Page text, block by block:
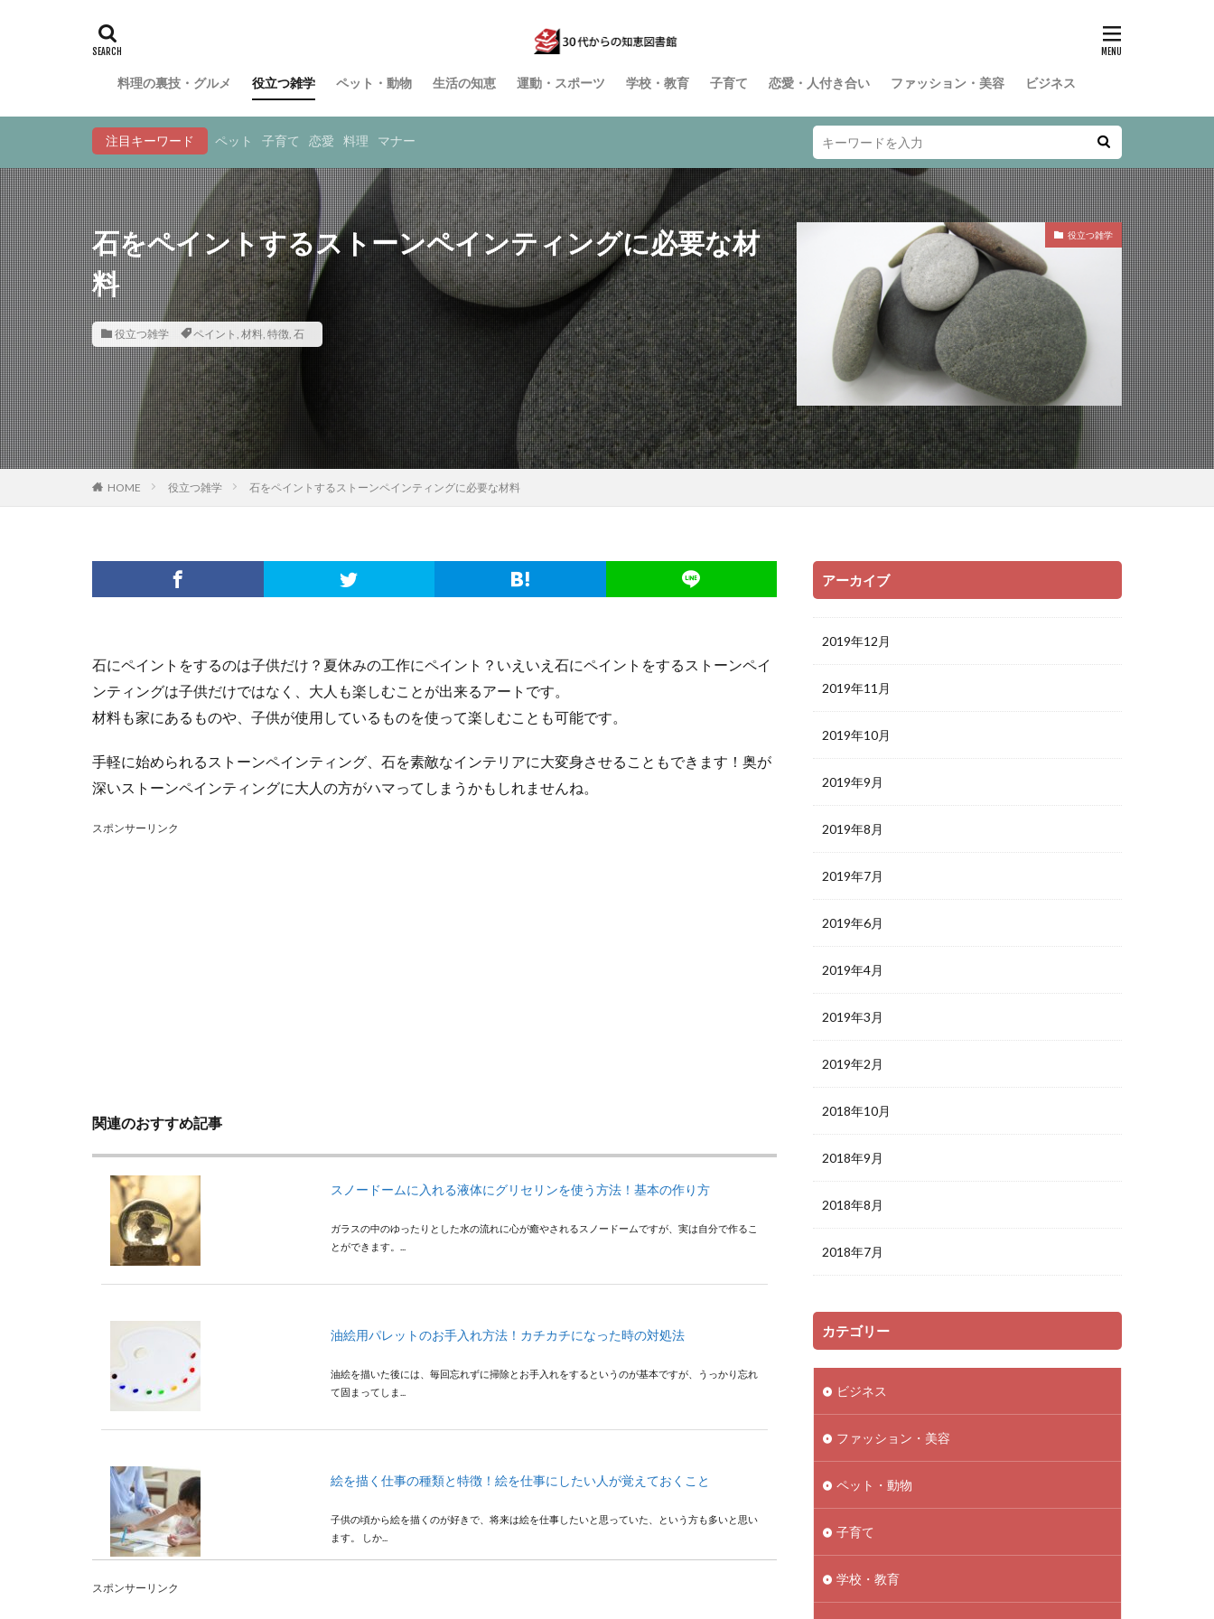
料理の裏技・グルメ 役立つ雑学 ペット・動物 生活の知恵 運動・スポーツ 学校・教育 子育て 恋愛・人付き合い ファッション・美容 ビジネス
注目キーワード ペット 子育て 恋愛 料理 マナー
石をペイントするストーンペインティングに必要な材
料
役立つ雑学 ペイント , 材料, 特徴, 石
役立つ雑学
HOME 役立つ雑学 石をペイントするストーンペインティングに必要な材料
石にペイントをするのは子供だけ？夏休みの工作にペイント？いえいえ石にペイントをするストーンペイ
ンティングは子供だけではなく、大人も楽しむことが出来るアートです。
材料も家にあるものや、子供が使用しているものを使って楽しむことも可能です。
手軽に始められるストーンペインティング、石を素敵なインテリアに大変身させることもできます！奥が
深いストーンペインティングに大人の方がハマってしまうかもしれませんね。
スポンサーリンク
関連のおすすめ記事
スノードームに入れる液体にグリセリンを使う方法！基本の作り方
ガラスの中のゆったりとした水の流れに心が癒やされるスノードームですが、実は自分で作るこ
とができます。...
油絵用パレットのお手入れ方法！カチカチになった時の対処法
油絵を描いた後には、毎回忘れずに掃除とお手入れをするというのが基本ですが、うっかり忘れ
て固まってしま...
絵を描く仕事の種類と特徴！絵を仕事にしたい人が覚えておくこと
子供の頃から絵を描くのが好きで、将来は絵を仕事したいと思っていた、という方も多いと思い
ます。 しか...
スポンサーリンク
アーカイブ
2019年12月
2019年11月
2019年10月
2019年9月
2019年8月
2019年7月
2019年6月
2019年4月
2019年3月
2019年2月
2018年10月
2018年9月
2018年8月
2018年7月
カテゴリー
ビジネス
ファッション・美容
ペット・動物
子育て
学校・教育